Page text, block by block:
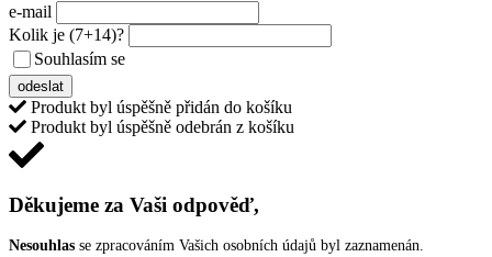
e-mail
Kolik je (7+14)?
Souhlasím se
odeslat
Produkt byl úspěšně přidán do košíku
Produkt byl úspěšně odebrán z košíku
Děkujeme za Vaši odpověď,
Nesouhlas se zpracováním Vašich osobních údajů byl zaznamenán.